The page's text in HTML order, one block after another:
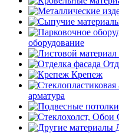
оборудование
Крепеж
арматура